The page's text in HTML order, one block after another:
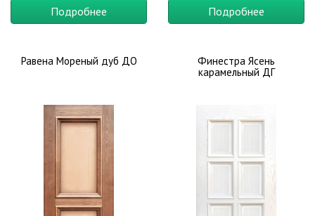
Подробнее Подробнее
Равена Мореный дуб ДО
Финестра Ясень
карамельный ДГ